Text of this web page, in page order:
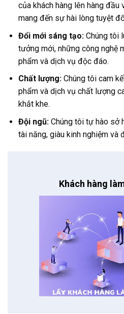
của khách hàng lên hàng
mang đến sự hài lòng tuyệt
Đổi mới sáng tạo:Chúng tôi
tưởng mới, những công nghệ
phẩm và dịch vụ độc đáo.
Chất lượng:Chúng tôi cam
phẩm và dịch vụ chất lượng
khắt khe.
Đội ngũ:Chúng tôi tự hào sở
tài năng, giàu kinh nghiệm và
Khách hàng